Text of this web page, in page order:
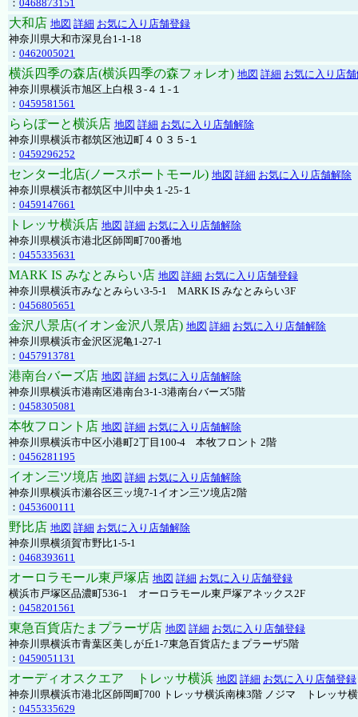
： 0468873151
大和店 地図 詳細 お気に入り店舗登録
神奈川県大和市深見台1-1-18
： 0462005021
横浜四季の森店(横浜四季の森フォレオ) 地図 詳細 お気に入り店
神奈川県横浜市旭区上白根３-４１-１
： 0459581561
ららぽーと横浜店 地図 詳細 お気に入り店舗解除
神奈川県横浜市都筑区池辺町４０３５-１
： 0459296252
センター北店(ノースポートモール) 地図 詳細 お気に入り店舗解除
神奈川県横浜市都筑区中川中央１-25-１
： 0459147661
トレッサ横浜店 地図 詳細 お気に入り店舗解除
神奈川県横浜市港北区師岡町700番地
： 0455335631
MARK IS みなとみらい店 地図 詳細 お気に入り店舗登録
神奈川県横浜市みなとみらい3-5-1 MARK IS みなとみらい3F
： 0456805651
金沢八景店(イオン金沢八景店) 地図 詳細 お気に入り店舗解除
神奈川県横浜市金沢区泥亀1-27-1
： 0457913781
港南台バーズ店 地図 詳細 お気に入り店舗解除
神奈川県横浜市港南区港南台3-1-3港南台バーズ5階
： 0458305081
本牧フロント店 地図 詳細 お気に入り店舗解除
神奈川県横浜市中区小港町2丁目100-4 本牧フロント 2階
： 0456281195
イオン三ツ境店 地図 詳細 お気に入り店舗解除
神奈川県横浜市瀬谷区三ッ境7-1イオン三ツ境店2階
： 0453600111
野比店 地図 詳細 お気に入り店舗解除
神奈川県横須賀市野比1-5-1
： 0468393611
オーロラモール東戸塚店 地図 詳細 お気に入り店舗登録
横浜市戸塚区品濃町536-1 オーロラモール東戸塚アネックス2F
： 0458201561
東急百貨店たまプラーザ店 地図 詳細 お気に入り店舗登録
神奈川県横浜市青葉区美しが丘1-7東急百貨店たまプラーザ5階
： 0459051131
オーディオスクエア トレッサ横浜 地図 詳細 お気に入り店舗登録
神奈川県横浜市港北区師岡町700 トレッサ横浜南棟3階 ノジマ トレッサ
： 0455335629